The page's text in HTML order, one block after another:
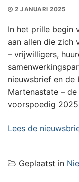
2 JANUARI 2025
In het prille begin
aan allen die zich
– vrijwilligers,
nieuwsbrief en de
Martenastate –
voorspoedig 2025.
Lees de
Geplaatst in